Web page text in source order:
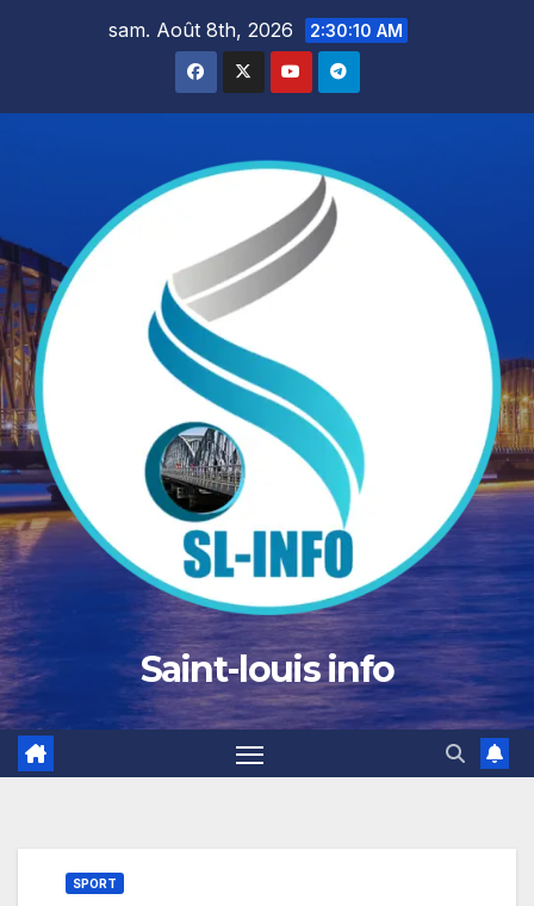
sam. Août 8th, 2026 2:30:12 AM
Saint-louis info
SPORT